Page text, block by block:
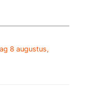
8 augustus,